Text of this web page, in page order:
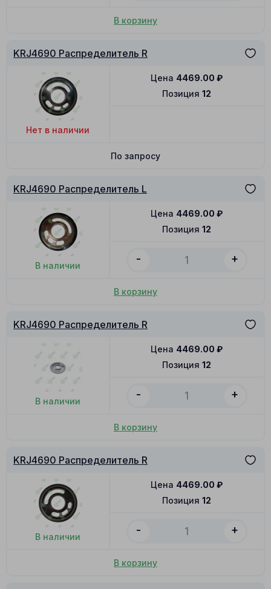
В корзину
KRJ4690 Распределитель R
Нет в наличии
Позиция 12
Цена 4469.00 ₽
По запросу
KRJ4690 Распределитель L
В наличии
Позиция 12
Цена 4469.00 ₽
- +
В корзину
KRJ4690 Распределитель R
В наличии
Позиция 12
Цена 4469.00 ₽
- +
В корзину
KRJ4690 Распределитель R
В наличии
Позиция 12
Цена 4469.00 ₽
- +
В корзину